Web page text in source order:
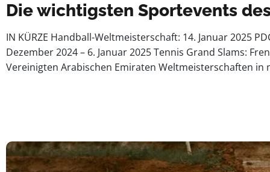
Die wichtigsten Sportevents
IN KÜRZE Handball-Weltmeisterschaft: 14. Januar 2025
Dezember 2024 – 6. Januar 2025 Tennis Grand Slams:
Vereinigten Arabischen Emiraten Weltmeisterschaften